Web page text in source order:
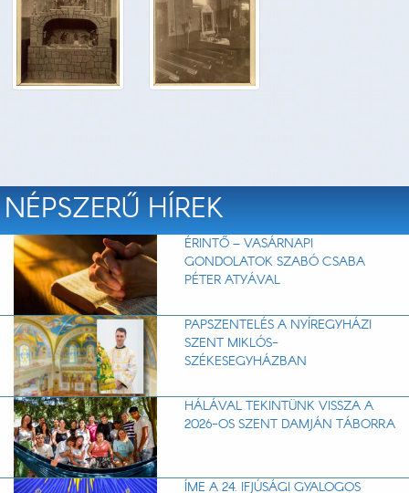
NÉPSZERŰ HÍREK
ÉRINTŐ – VASÁRNAPI
GONDOLATOK SZABÓ CSABA
PÉTER ATYÁVAL
PAPSZENTELÉS A NYÍREGYHÁZI
SZENT MIKLÓS-
SZÉKESEGYHÁZBAN
HÁLÁVAL TEKINTÜNK VISSZA A
2026-OS SZENT DAMJÁN TÁBORRA
ÍME A 24. IFJÚSÁGI GYALOGOS